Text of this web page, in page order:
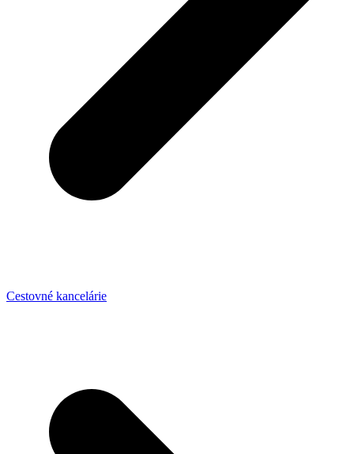
Cestovné kancelárie